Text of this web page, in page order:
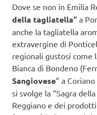
Dove se non in Emilia
della tagliatella” a
anche la tagliatella
extravergine di
regionali gustosi come
Bianca di Bondeno
Sangiovese” a
si svolge la “Sagra
Reggiano e dei